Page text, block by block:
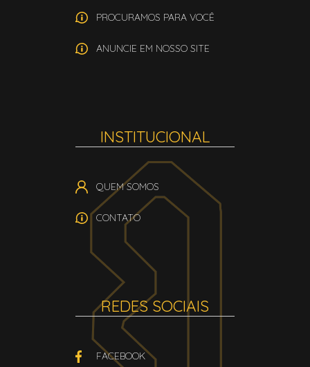
PROCURAMOS PARA VOCÊ
ANUNCIE EM NOSSO SITE
INSTITUCIONAL
QUEM SOMOS
CONTATO
REDES SOCIAIS
FACEBOOK